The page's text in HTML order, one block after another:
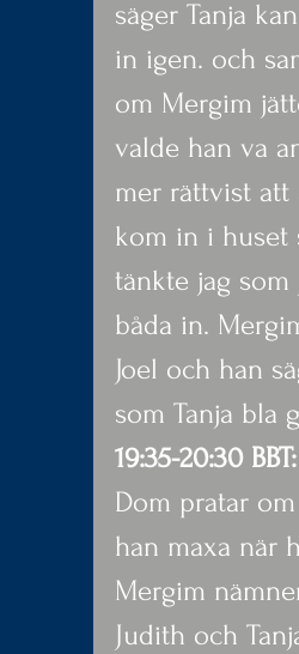
säger Tanja
in igen. och
om Mergim
valde han va
mer rättvist att
kom in i huset
tänkte jag
båda in.
Joel och han
som Tanja bla
19:35-20:30 BBT:
Dom pratar
han maxa när
Mergim
Judith och